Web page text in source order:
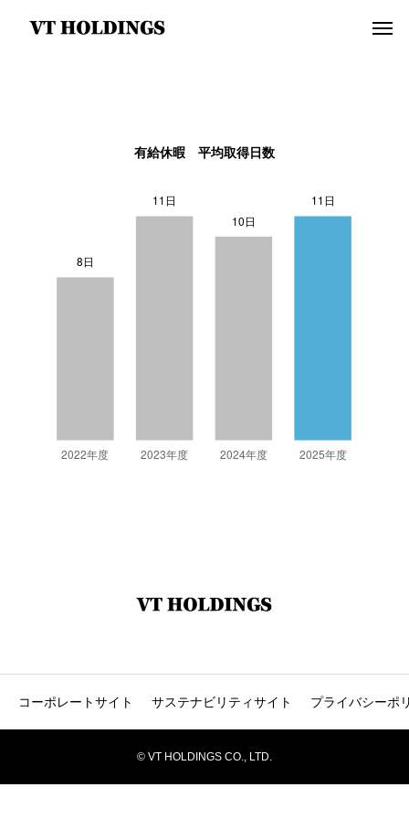
有給休暇 平均取得日数
コーポレートサイト サステナビリティサイト プライバシーポ
© VT HOLDINGS CO., LTD.